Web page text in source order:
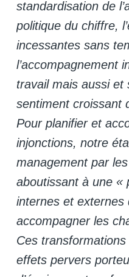
standardisation de
politique du chiffre,
incessantes sans
l’accompagnement
travail mais aussi et
sentiment croissant
Pour planifier et
injonctions, notre
management par
aboutissant à une «
internes et externes
accompagner les
Ces
effets pervers